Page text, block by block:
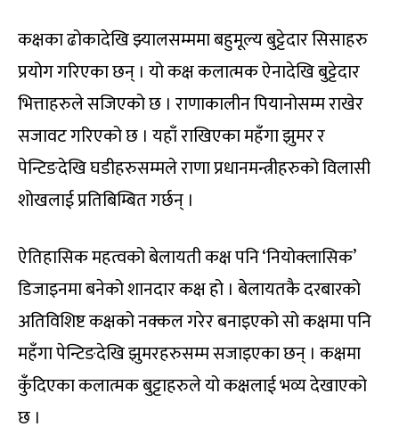
कक्षका ढोकादेखि झ्यालसम्ममा बहुमूल्य बुट्टेदार सिसाहरु
प्रयोग गरिएका छन् । यो कक्ष कलात्मक ऐनादेखि बुट्टेदार
भित्ताहरुले सजिएको छ । राणाकालीन पियानोसम्म राखेर
सजावट गरिएको छ । यहाँ राखिएका महँगा झुमर र
पेन्टिङदेखि घडीहरुसम्मले राणा प्रधानमन्त्रीहरुको विलासी
शोखलाई प्रतिबिम्बित गर्छन् ।
ऐतिहासिक महत्वको बेलायती कक्ष पनि ‘नियोक्लासिक’
डिजाइनमा बनेको शानदार कक्ष हो । बेलायतकै दरबारको
अतिविशिष्ट कक्षको नक्कल गरेर बनाइएको सो कक्षमा पनि
महँगा पेन्टिङदेखि झुमरहरुसम्म सजाइएका छन् । कक्षमा
कुँदिएका कलात्मक बुट्टाहरुले यो कक्षलाई भव्य देखाएको
छ ।